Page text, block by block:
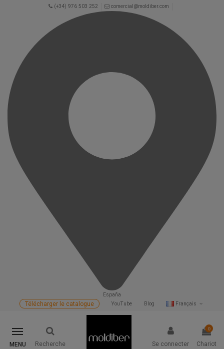
(+34) 976 503 252 comercial@moldiber.com
España
Français
Blog
YouTube
Télécharger le catalogue
MENU Recherche Se connecter
0
Chariot